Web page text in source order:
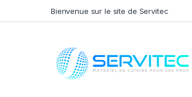
Bienvenue sur le site de Servitec